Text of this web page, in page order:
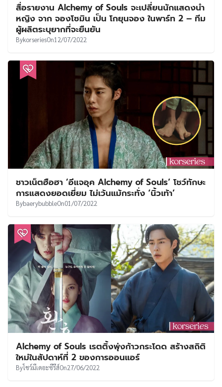
สื่อรายงาน Alchemy of Souls จะเปลี่ยนนักแสดงนำ
หญิง จาก จองโซมิน เป็น โกยุนจอง ในพาร์ท 2 – ทีม
ผู้ผลิตระบุยากที่จะยืนยัน
BykorseriesOn12/07/2022
ชาวเน็ตฮือฮา ‘อีแจอุค Alchemy of Souls’ โชว์ทักษะ
การแสดงยอดเยี่ยม ไม่เว้นแม้กระทั่ง ‘นิ้วเท้า’
BybaerybubbleOn01/07/2022
Alchemy of Souls เรตติ้งพุ่งก้าวกระโดด สร้างสถิติ
ใหม่ในสัปดาห์ที่ 2 ของการออนแอร์
Byโชว์มีเดอะซีรีส์On27/06/2022